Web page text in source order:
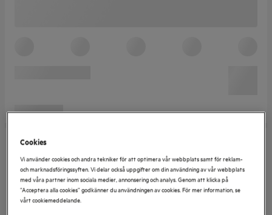
Cookies
Vi använder cookies och andra tekniker för att optimera vår webbplats samt för reklam-
och marknadsföringssyften. Vi delar också uppgifter om din användning av vår webbplats
med våra partner inom sociala medier, annonsering och analys. Genom att klicka på
”Acceptera alla cookies” godkänner du användningen av cookies. För mer information, se
vårt cookiemeddelande.